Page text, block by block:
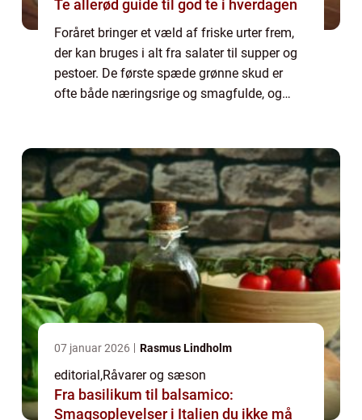
Te allerød guide til god te i hverdagen
Foråret bringer et væld af friske urter frem,
der kan bruges i alt fra salater til supper og
pestoer. De første spæde grønne skud er
ofte både næringsrige og smagfulde, og
07 januar 2026 Rasmus Lindholm
editorial,Råvarer og sæson
Fra basilikum til balsamico:
Smagsoplevelser i Italien du ikke må